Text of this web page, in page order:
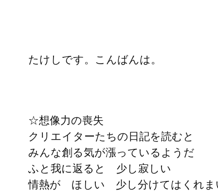
たけしです。こんばんは。
☆想像力の喪失
クリエイターたちの日記を読むと
みんな創る気が漲っているようだ
ふと我に返ると 少し寂しい
情熱が ほしい 少し分けてはくれま